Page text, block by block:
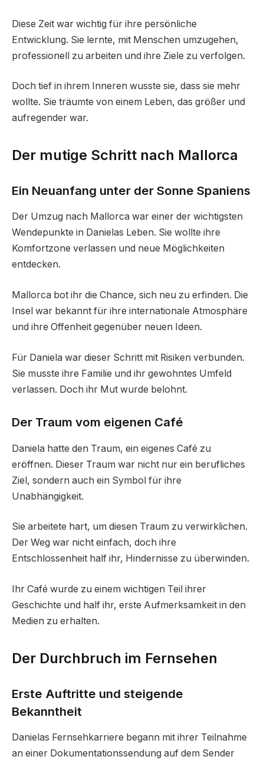
Diese Zeit war wichtig für ihre persönliche
Entwicklung. Sie lernte, mit Menschen umzugehen,
professionell zu arbeiten und ihre Ziele zu verfolgen.
Doch tief in ihrem Inneren wusste sie, dass sie mehr
wollte. Sie träumte von einem Leben, das größer und
aufregender war.
Der mutige Schritt nach Mallorca
Ein Neuanfang unter der Sonne Spaniens
Der Umzug nach Mallorca war einer der wichtigsten
Wendepunkte in Danielas Leben. Sie wollte ihre
Komfortzone verlassen und neue Möglichkeiten
entdecken.
Mallorca bot ihr die Chance, sich neu zu erfinden. Die
Insel war bekannt für ihre internationale Atmosphäre
und ihre Offenheit gegenüber neuen Ideen.
Für Daniela war dieser Schritt mit Risiken verbunden.
Sie musste ihre Familie und ihr gewohntes Umfeld
verlassen. Doch ihr Mut wurde belohnt.
Der Traum vom eigenen Café
Daniela hatte den Traum, ein eigenes Café zu
eröffnen. Dieser Traum war nicht nur ein berufliches
Ziel, sondern auch ein Symbol für ihre
Unabhängigkeit.
Sie arbeitete hart, um diesen Traum zu verwirklichen.
Der Weg war nicht einfach, doch ihre
Entschlossenheit half ihr, Hindernisse zu überwinden.
Ihr Café wurde zu einem wichtigen Teil ihrer
Geschichte und half ihr, erste Aufmerksamkeit in den
Medien zu erhalten.
Der Durchbruch im Fernsehen
Erste Auftritte und steigende
Bekanntheit
Danielas Fernsehkarriere begann mit ihrer Teilnahme
an einer Dokumentationssendung auf dem Sender